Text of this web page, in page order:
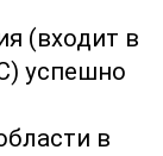
(входит в
успешно
в